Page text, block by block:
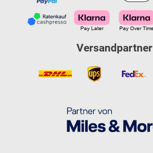
Versandpartner